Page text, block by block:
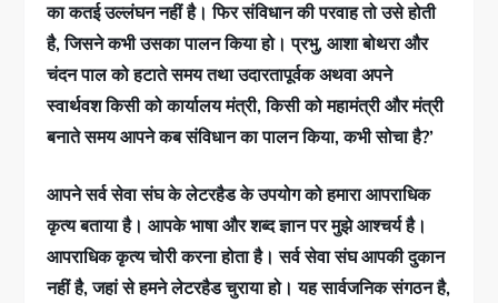
का कतई उल्लंघन नहीं है। फिर संविधान की परवाह तो उसे होती
है, जिसने कभी उसका पालन किया हो। प्रभु, आशा बोथरा और
चंदन पाल को हटाते समय तथा उदारतापूर्वक अथवा अपने
स्वार्थवश किसी को कार्यालय मंत्री, किसी को महामंत्री और मंत्री
बनाते समय आपने कब संविधान का पालन किया, कभी सोचा है?’
आपने सर्व सेवा संघ के लेटरहैड के उपयोग को हमारा आपराधिक
कृत्य बताया है। आपके भाषा और शब्द ज्ञान पर मुझे आश्चर्य है।
आपराधिक कृत्य चोरी करना होता है। सर्व सेवा संघ आपकी दुकान
नहीं है, जहां से हमने लेटरहैड चुराया हो। यह सार्वजनिक संगठन है,